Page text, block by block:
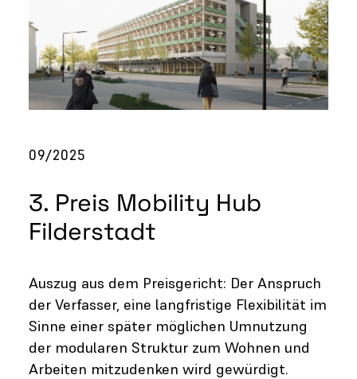
09/2025
3. Preis Mobility Hub
Filderstadt
Auszug aus dem Preisgericht: Der Anspruch
der Verfasser, eine langfristige Flexibilität im
Sinne einer später möglichen Umnutzung
der modularen Struktur zum Wohnen und
Arbeiten mitzudenken wird gewürdigt.